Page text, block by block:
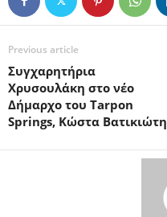
Previous article
Συγχαρητήρια
Χρυσουλάκη στο νέο
Δήμαρχο του Tarpon
Springs, Κώστα Βατικιώτη